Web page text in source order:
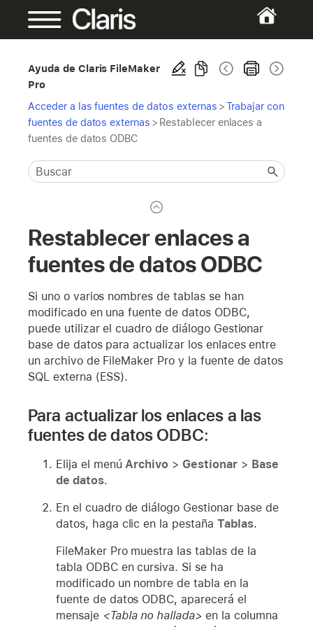
Ayuda de Claris FileMaker
Pro
Acceder a las fuentes de datos externas >Trabajar con
fuentes de datos externas > Restablecer enlaces a
fuentes de datos ODBC
Restablecer enlaces a
fuentes de datos ODBC
Si uno o varios nombres de tablas se han
modificado en una fuente de datos ODBC,
puede utilizar el cuadro de diálogo Gestionar
base de datos para actualizar los enlaces entre
un archivo de FileMaker Pro y la fuente de datos
SQL externa (ESS).
Para actualizar los enlaces a las
fuentes de datos ODBC:
Elija el menúArchivo > Gestionar> Base
de datos.
En el cuadro de diálogo Gestionar base de
datos, haga clic en la pestaña Tablas.
FileMaker Pro muestra las tablas de la
tabla ODBC en cursiva. Si se ha
modificado un nombre de tabla en la
fuente de datos ODBC, aparecerá el
mensaje <Tabla no hallada> en la columna